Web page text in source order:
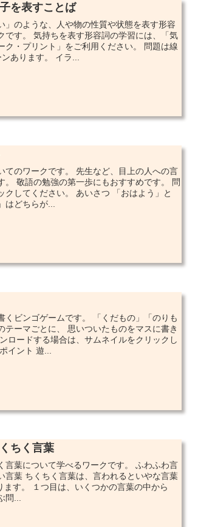
を表すことば
」のような、人や物の性質や状態を表す形容
です。 気持ちを表す形容詞の学習には、「気
ク・プリント」をご利用ください。 問題は線
あります。 イラ...
てのワークです。 先生など、目上の人への言
。 敬語の勉強の第一歩にもおすすめです。 問
クしてください。 あいさつ 「おはよう」と
はどちらが...
くビンゴゲームです。 「くだもの」「のりも
テーマごとに、 思いついたものをマスに書き
ロードする場合は、サムネイルをクリックし
イント 遊...
ちく言葉
言葉について学べるワークです。 ふわふわ言
言葉 ちくちく言葉は、言われるといやな言葉
ます。 １つ目は、いくつかの言葉の中から
問...